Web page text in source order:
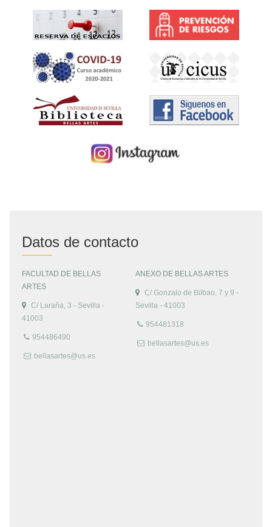
Datos de contacto
FACULTAD DE BELLAS
ARTES
C/ Laraña, 3 - Sevilla -
41003
954486490
bellasartes@us.es
ANEXO DE BELLAS ARTES
C/ Gonzalo de Bilbao, 7 y 9 -
Sevilla - 41003
954481318
bellasartes@us.es